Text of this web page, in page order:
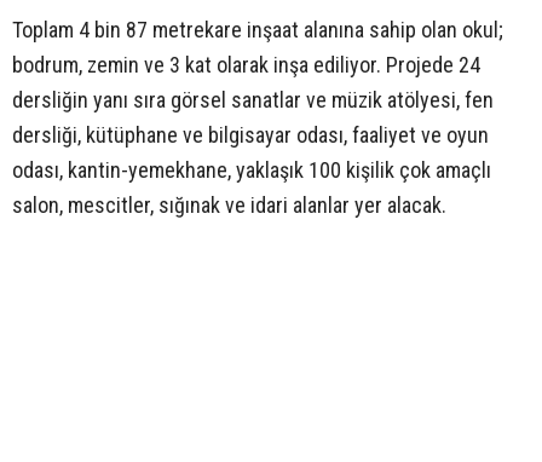
Toplam 4 bin 87 metrekare inşaat alanına sahip olan okul;
bodrum, zemin ve 3 kat olarak inşa ediliyor. Projede 24
dersliğin yanı sıra görsel sanatlar ve müzik atölyesi, fen
dersliği, kütüphane ve bilgisayar odası, faaliyet ve oyun
odası, kantin-yemekhane, yaklaşık 100 kişilik çok amaçlı
salon, mescitler, sığınak ve idari alanlar yer alacak.